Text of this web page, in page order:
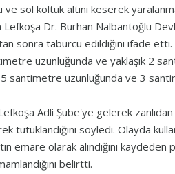
ve sol koltuk altını keserek
Lefkoşa Dr. Burhan Nalbantoğlu
sonra taburcu edildiğini ifade
uzunluğunda ve yaklaşık 2
5 santimetre uzunluğunda ve 3
Adli Şube'ye gelerek
tutuklandığını söyledi. Olayda
emare olarak alındığını kaydeden
belirtti.